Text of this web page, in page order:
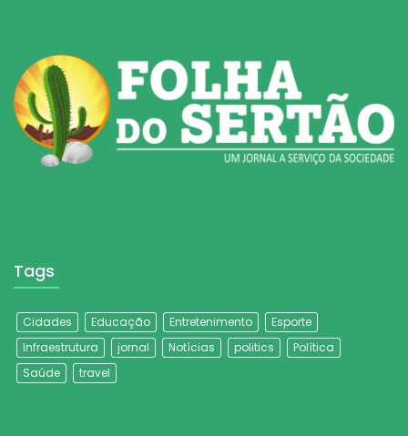
Tags
Cidades Educação Entretenimento
Esporte
Infraestrutura
jornal Notícias politics
Política
Saúde
travel